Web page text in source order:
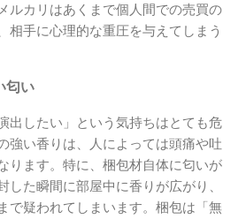
ルカリはあくまで個人間での売買の
相手に心理的な重圧を与えてしまう
匂い
出したい」という気持ちはとても危
強い香りは、人によっては頭痛や吐
ります。特に、梱包材自体に匂いが
した瞬間に部屋中に香りが広がり、
で疑われてしまいます。梱包は「無